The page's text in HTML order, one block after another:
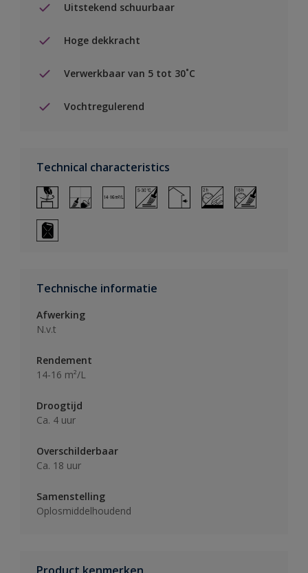
Uitstekend schuurbaar
Hoge dekkracht
Verwerkbaar van 5 tot 30˚C
Vochtregulerend
Technical characteristics
Technische informatie
Afwerking
N.v.t
Rendement
14-16 m²/L
Droogtijd
Ca. 4 uur
Overschilderbaar
Ca. 18 uur
Samenstelling
Oplosmiddelhoudend